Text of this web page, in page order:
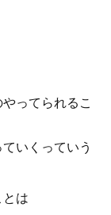
ってられるこ
いくっていう
は